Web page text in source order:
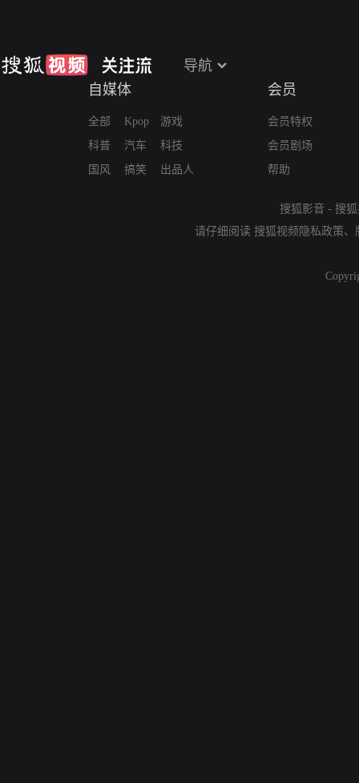
导航
自媒体
全部
科普
国风
Kpop
汽车
搞笑
游戏
科技
出品人
会员
会员特权
会员剧场
帮助
搜狐影音 - 搜
请仔细阅读 搜狐视频隐私政策、